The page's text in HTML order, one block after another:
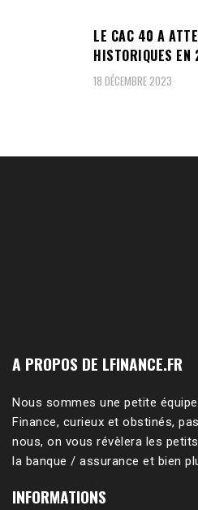
LE CAC 40 A
HISTORIQUES
18 DÉCEMBRE 2023
A PROPOS DE LFINANCE.FR
Nous sommes une petite
Finance, curieux et obstinés,
nous, on vous révèlera les
la banque / assurance et bien
INFORMATIONS